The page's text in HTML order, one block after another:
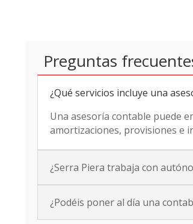
Preguntas
¿Qué servicios incluye una
Una asesoría contable puede
amortizaciones, provisiones e
¿Serra Piera trabaja con
¿Podéis poner al día una